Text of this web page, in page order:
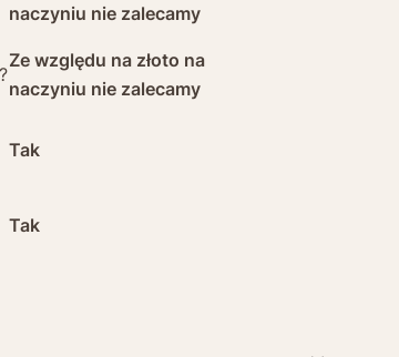
naczyniu nie zalecamy
Ze względu na złoto na
naczyniu nie zalecamy
Tak
Tak